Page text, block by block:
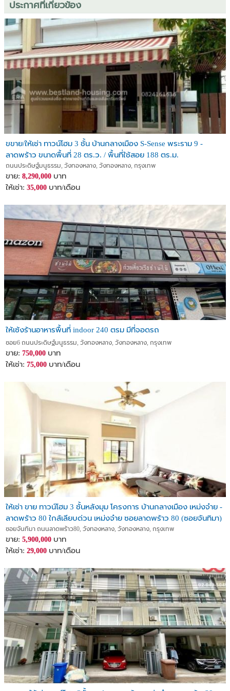
* 9 air conditioners | Indoor parking for 3 cars
* 8 CCTV cameras
* Usable area over 500 sqm | Land 50.9 sq.wah
Sale: 24,000,000 THB / Rent: 130,000 THB/month
Contact: 061-641-5669 (Mr. Due – AG)
Line ID: due.b
CODE: TD729
#โฮมออฟฟิศให้เช่า #BsquareRama9 #Rama9HomeOffice
ประกาศที่เกี่ยวข้อง
ขขาย/ให้เช่า ทาวน์โฮม 3 ชั้น บ้านกลางเมือง S-Sense พระราม 9 -
ลาดพร้าว ขนาดพื้นที่ 28 ตร.ว. / พื้นที่ใช้สอย 188 ตร.ม.
ถนนประดิษฐ์มนูธรรม, วังทองหลาง, วังทองหลาง, กรุงเทพ
ขาย: 8,290,000 บาท
ให้เช่า: 35,000 บาท/เดือน
ให้เซ้งร้านอาหารพื้นที่ indoor 240 ตรม มีที่จอดรถ
ซอย6 ถนนประดิษฐ์มนูธรรม, วังทองหลาง, วังทองหลาง, กรุงเทพ
ขาย: 750,000 บาท
ให้เช่า: 75,000 บาท/เดือน
ให้เช่า ขาย ทาวน์โฮม 3 ชั้นหลังมุม โครงการ บ้านกลางเมือง เหม่งจ๋าย -
ลาดพร้าว 80 ใกล้เลียบด่วน เหม่งจ๋าย ซอยลาดพร้าว 80 (ซอยจันทิมา)
ซอยจันทิมา ถนนลาดพร้าว80, วังทองหลาง, วังทองหลาง, กรุงเทพ
ขาย: 5,900,000 บาท
ให้เช่า: 29,000 บาท/เดือน